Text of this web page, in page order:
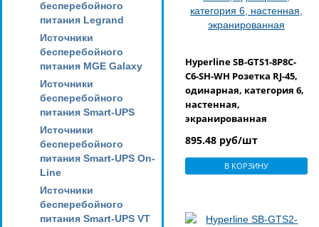
бесперебойного
питания Legrand
Источники
бесперебойного
питания MGE Galaxy
Источники
бесперебойного
питания Smart-UPS
Источники
бесперебойного
питания Smart-UPS On-
Line
Источники
бесперебойного
питания Smart-UPS VT
Hyperline SB-GTS1-8P8C-
C6-SH-WH Розетка RJ-45,
одинарная, категория 6,
настенная,
экранированная
895.48 руб/шт
В КОРЗИНУ